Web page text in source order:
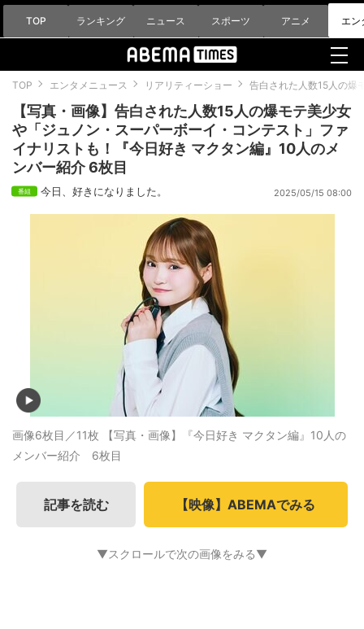
TOP ランキング ニュース スポーツ アニメ エン
TOP エンタメニュース リアリティーショー 告白された人数15人の爆
【写真・画像】告白された人数15人の爆モテ美少女
や「ジュノン・スーパーボーイ・コンテスト」ファ
イナリストも！『今日好き マクタン編』10人のメ
ンバー紹介 6枚目
今日、好きになりました。 2025/05/15 08:00
画像6枚目／11枚 【写真・画像】『今日好き マクタン編』10人の
メンバー紹介 6枚目
記事を読む 【映像】ABEMAでみる
▼スクロールで次の画像をみる▼